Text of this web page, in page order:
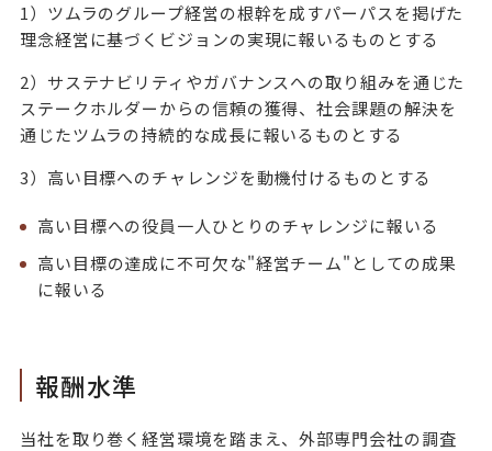
1）ツムラのグループ経営の根幹を成すパーパスを掲げた
理念経営に基づくビジョンの実現に報いるものとする
2）サステナビリティやガバナンスへの取り組みを通じた
ステークホルダーからの信頼の獲得、社会課題の解決を
通じたツムラの持続的な成長に報いるものとする
3）高い目標へのチャレンジを動機付けるものとする
高い目標への役員一人ひとりのチャレンジに報いる
高い目標の達成に不可欠な"経営チーム"としての成果
に報いる
報酬水準
当社を取り巻く経営環境を踏まえ、外部専門会社の調査